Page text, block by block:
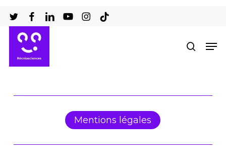
au
contenu
principal
Mentions légales
le